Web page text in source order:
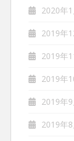
2020年1
2019年
2019年
2019年
2019年9
2019年8